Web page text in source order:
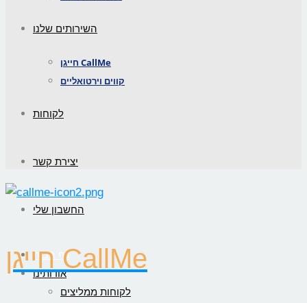
השירותים שלנו
חייגן CallMe
קווים וירטואליים
לקוחות
יצירת קשר
החשבון שלי
דף הבית
אודותינו
לקוחות ממליצים
חייגן CallMe